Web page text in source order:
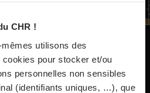
CHR !
utilisons des
pour stocker et/ou
personnelles non sensibles
(identifiants uniques, …), que
07/2026
affiche ses ambitions
07/2026